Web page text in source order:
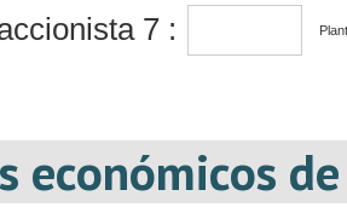
7 :
económicos